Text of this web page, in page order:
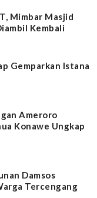
Mimbar Masjid
Kembali
Gemparkan Istana
Ameroro
Konawe Ungkap
Damsos
Tercengang